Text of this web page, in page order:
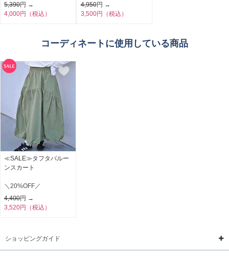
5,390円 →
4,000円（税込）
4,950円 →
3,500円（税込）
コーディネートに使用している商品
≪SALE≫タフタバルー
ンスカート
＼20%OFF／
4,400円 →
3,520円（税込）
ショッピングガイド